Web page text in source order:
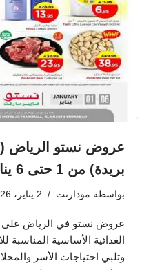
عروض نستو الرياض
بريدة) من 1 حتى 6 يناير
بواسطة مودارنت 2 يناير، 2026
عروض نستو في الرياض على
الغذائية الأساسية المناسبة
وتلبي احتياجات الأسر